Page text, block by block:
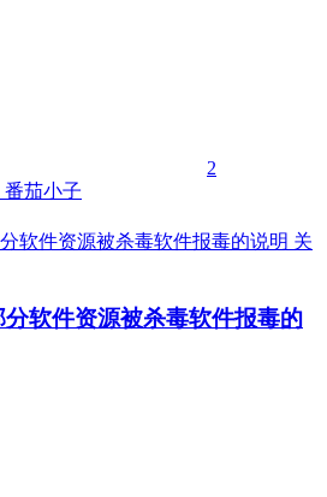
2
番茄小子
关
软件资源被杀毒软件报毒的